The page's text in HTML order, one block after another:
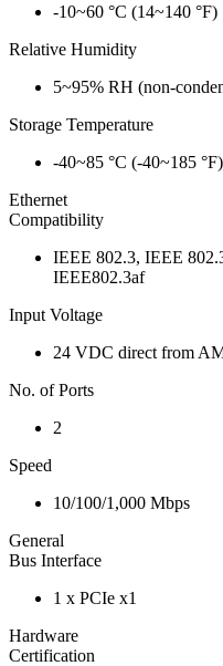
-10~60 °C (14~140 °F)
Relative Humidity
5~95% RH (non-
Storage Temperature
-40~85 °C (-40~185 °F)
Ethernet
Compatibility
IEEE 802.3, IEEE
IEEE802.3af
Input Voltage
24 VDC direct from
No. of Ports
2
Speed
10/100/1,000 Mbps
General
Bus Interface
1 x PCIe x1
Hardware
Certification